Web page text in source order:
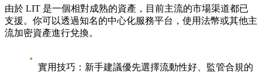
由於 LIT 是一個相對成熟的資產，目前主流的市場渠道都已
支援。你可以透過知名的中心化服務平台，使用法幣或其他主
流加密資產進行兌換。
實用技巧 ：新手建議優先選擇流動性好、監管合規的